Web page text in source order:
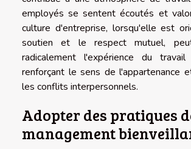
employés se sentent écoutés et
culture d'entreprise, lorsqu'elle est
soutien et le respect mutuel,
radicalement l'expérience du
renforçant le sens de l'appartenance
les conflits interpersonnels.
Adopter des pratiques
management